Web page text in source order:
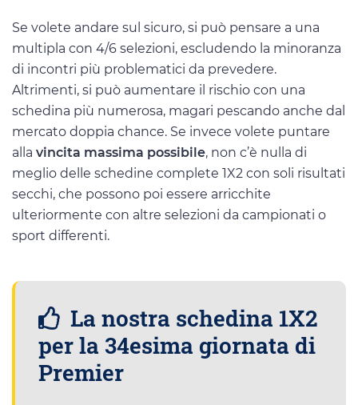
Se volete andare sul sicuro, si può pensare a una
multipla con 4/6 selezioni, escludendo la minoranza
di incontri più problematici da prevedere.
Altrimenti, si può aumentare il rischio con una
schedina più numerosa, magari pescando anche dal
mercato doppia chance. Se invece volete puntare
alla vincita massima possibile, non c’è nulla di
meglio delle schedine complete 1X2 con soli risultati
secchi, che possono poi essere arricchite
ulteriormente con altre selezioni da campionati o
sport differenti.
La nostra schedina 1X2
per la 34esima giornata di
Premier